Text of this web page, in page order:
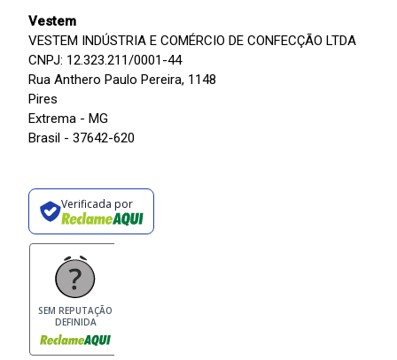
Vestem
VESTEM INDÚSTRIA E COMÉRCIO DE CONFECÇÃO LTDA
CNPJ: 12.323.211/0001-44
Rua Anthero Paulo Pereira, 1148
Pires
Extrema - MG
Brasil - 37642-620
Verificada por
SEM REPUTAÇÃO
DEFINIDA